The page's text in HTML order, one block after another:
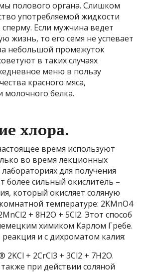
полового органа. Слишком
употребляемой жидкости
Если мужчина ведет
жизнь, то его семя не успевает
небольшой промежуток
в таких случаях
меню в пользу
красного мяса,
молочного белка.
хлора.
время используют
во время лекционных
для получения
более сильный окислитель –
который окисляет соляную
температуре: 2KMnO4
+ 8H2O + 5Cl2. Этот способ
химиком Карлом Гребе.
и с дихроматом калия:
2KCl + 2CrCl3 + 3Cl2 + 7H2O.
при действии соляной